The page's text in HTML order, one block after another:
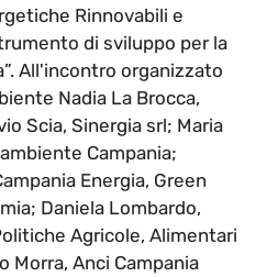
Rinnovabili e
di sviluppo per la
All'incontro organizzato
Nadia La Brocca,
Scia, Sinergia srl; Maria
Campania;
Energia, Green
Daniela Lombardo,
Agricole, Alimentari
Morra, Anci Campania